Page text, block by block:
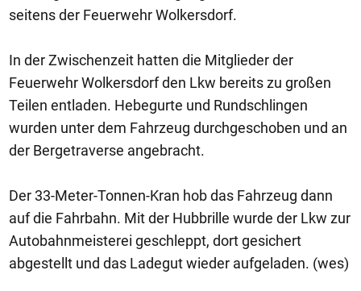
seitens der Feuerwehr Wolkersdorf.
In der Zwischenzeit hatten die Mitglieder der
Feuerwehr Wolkersdorf den Lkw bereits zu großen
Teilen entladen. Hebegurte und Rundschlingen
wurden unter dem Fahrzeug durchgeschoben und an
der Bergetraverse angebracht.
Der 33-Meter-Tonnen-Kran hob das Fahrzeug dann
auf die Fahrbahn. Mit der Hubbrille wurde der Lkw zur
Autobahnmeisterei geschleppt, dort gesichert
abgestellt und das Ladegut wieder aufgeladen. (wes)